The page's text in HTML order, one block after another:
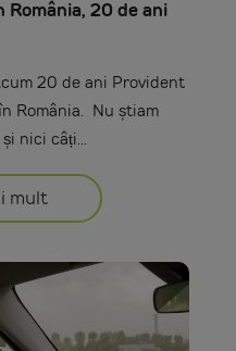
20 de ani
20 de ani Provident
România. Nu știam
nici câți...
mult